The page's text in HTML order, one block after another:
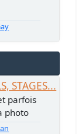
STAGES...
parfois
photo